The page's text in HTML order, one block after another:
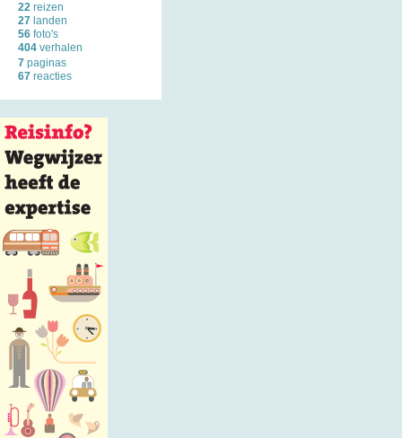
22 reizen
27 landen
56 foto's
404 verhalen
7 paginas
67 reacties